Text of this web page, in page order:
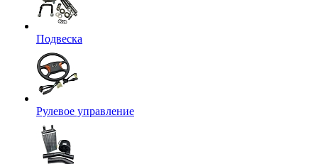
Подвеска
Рулевое управление